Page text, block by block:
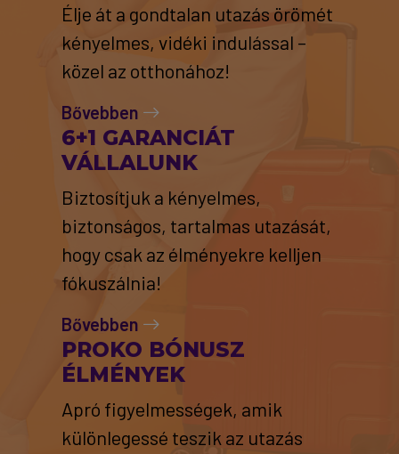
Élje át a gondtalan utazás örömét
kényelmes, vidéki indulással –
közel az otthonához!
Bővebben
6+1 GARANCIÁT
VÁLLALUNK
Biztosítjuk a kényelmes,
biztonságos, tartalmas utazását,
hogy csak az élményekre kelljen
fókuszálnia!
Bővebben
PROKO BÓNUSZ
ÉLMÉNYEK
Apró figyelmességek, amik
különlegessé teszik az utazás